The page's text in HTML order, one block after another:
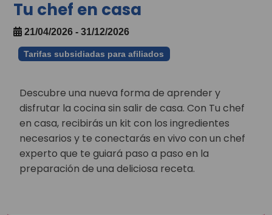
Tu chef en casa
21/04/2026 - 31/12/2026
Tarifas subsidiadas para afiliados
Descubre una nueva forma de aprender y
disfrutar la cocina sin salir de casa. Con Tu chef
en casa, recibirás un kit con los ingredientes
necesarios y te conectarás en vivo con un chef
experto que te guiará paso a paso en la
preparación de una deliciosa receta.